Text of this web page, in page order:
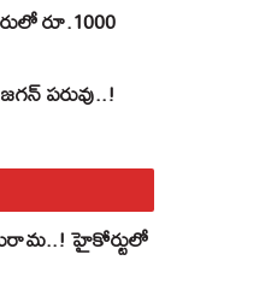
రూ.1000
పరువు..!
హైకోర్టులో